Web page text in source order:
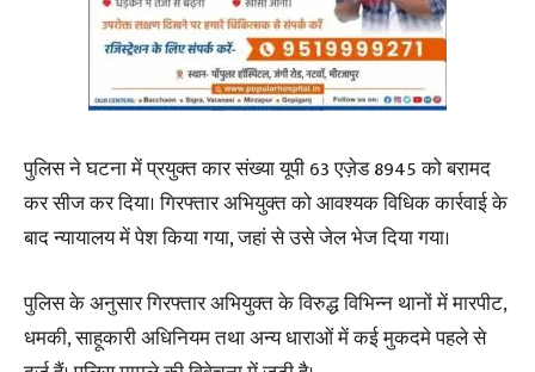
पुलिस ने घटना में प्रयुक्त कार संख्या यूपी 63 एज़ेड 8945 को बरामद
कर सीज कर दिया। गिरफ्तार अभियुक्त को आवश्यक विधिक कार्रवाई के
बाद न्यायालय में पेश किया गया, जहां से उसे जेल भेज दिया गया।
पुलिस के अनुसार गिरफ्तार अभियुक्त के विरुद्ध विभिन्न थानों में मारपीट,
धमकी, साहूकारी अधिनियम तथा अन्य धाराओं में कई मुकदमे पहले से